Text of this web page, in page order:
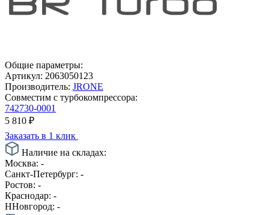
Общие параметры:
Артикул: 2063050123
Производитель: JRONE
Совместим с турбокомпрессора:
742730-0001
5 810 ₽
Заказать в 1 клик
Наличие на складах:
Москва: -
Санкт-Петербург: -
Ростов: -
Краснодар: -
ННовгород: -